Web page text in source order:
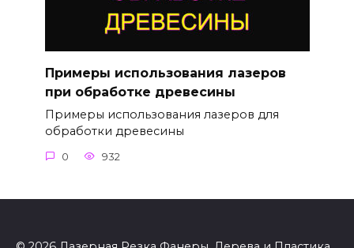
Примеры использования лазеров
при обработке древесины
Примеры использования лазеров для
обработки древесины
0 932